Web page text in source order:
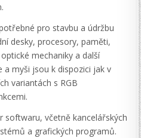
pro stavbu a údržbu
desky, procesory, paměti,
mechaniky a další
a myši jsou k dispozici jak v
variantách s RGB
softwaru, včetně kancelářských
a grafických programů.